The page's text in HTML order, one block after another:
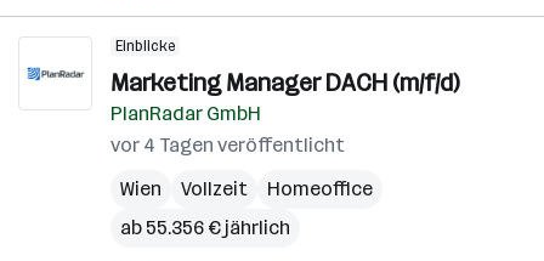
Einblicke
Marketing Manager DACH (m/f/d)
PlanRadar GmbH
vor 4 Tagen veröffentlicht
Wien
Vollzeit
Homeoffice
ab 55.356 € jährlich